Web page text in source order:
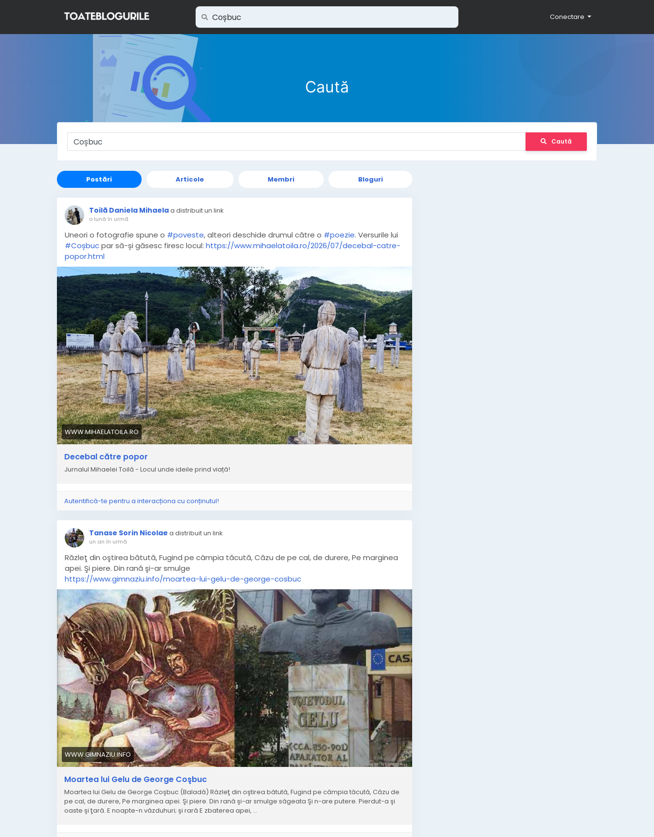
Conectare
Caută
Caută
Postări Articole Membri Bloguri
Toilă Daniela Mihaelaa distribuit un link
o lună în urmă
Uneori o fotografie spune o #poveste, alteori deschide drumul către o #poezie. Versurile lui
#Coșbucpar să-și găsesc firesc locul: https://www.mihaelatoila.ro/2026/07/decebal-catre-
popor.html
WWW.MIHAELATOILA.RO
Decebal către popor
Jurnalul Mihaelei Toilă - Locul unde ideile prind viață!
Autentifică-te pentru a interacționa cu conținutul!
Tanase Sorin Nicolae a distribuit un link
un an în urmă
Răzleţ din oştirea bătută, Fugind pe câmpia tăcută, Căzu de pe cal, de durere, Pe marginea
apei. Şi piere. Din rană şi-ar smulge
https://www.gimnaziu.info/moartea-lui-gelu-de-george-cosbuc
WWW.GIMNAZIU.INFO
Moartea lui Gelu de George Coşbuc
Moartea lui Gelu de George Coşbuc (Baladă) Răzleţ din oştirea bătută, Fugind pe câmpia tăcută, Căzu de
pe cal, de durere, Pe marginea apei. Şi piere. Din rană şi-ar smulge săgeata Şi n-are putere. Pierdut-a şi
oaste şi ţară. E noapte-n văzduhuri; şi rară E zbaterea apei, ...